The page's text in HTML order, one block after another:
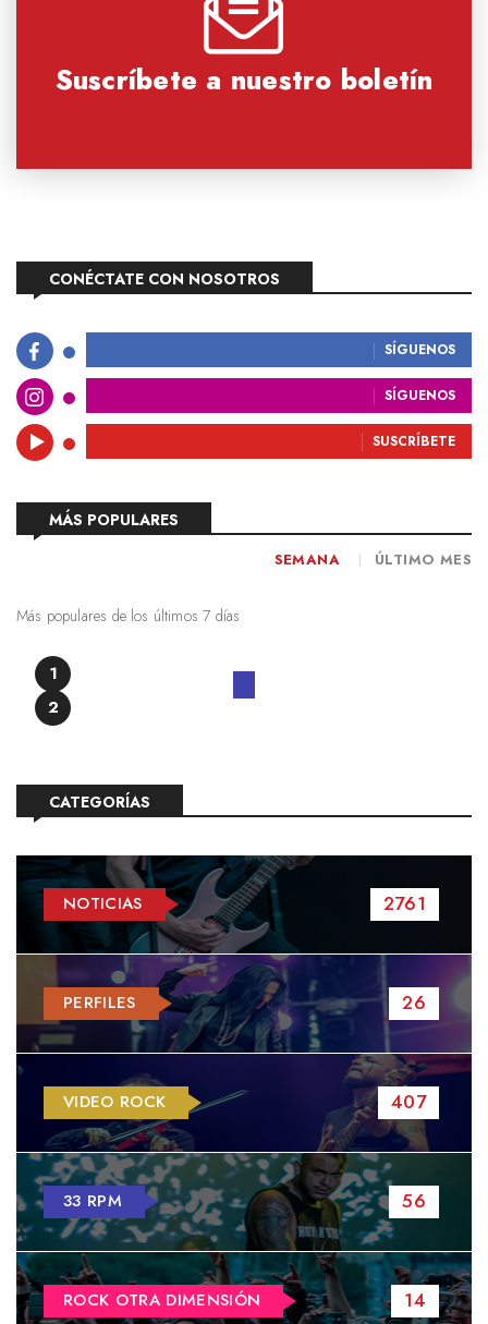
Suscríbete a nuestro boletín
CONÉCTATE CON NOSOTROS
SÍGUENOS
SÍGUENOS
SUSCRÍBETE
MÁS POPULARES
SEMANA ÚLTIMO MES
Más populares de los últimos 7 días
1
2
CATEGORÍAS
NOTICIAS 2761
PERFILES 26
VIDEO ROCK 407
33 RPM 56
ROCK OTRA DIMENSIÓN 14